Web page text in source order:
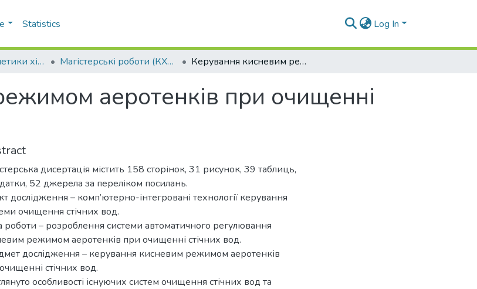
Statistics Log In
Кафедра кібернетики хіміко-технологічних процесів (КХТП) Магістерські роботи (КХТП) Керування кисневим режимом аеротенків при очищенні стічних вод
аеротенків при очищенні
дисертація містить 158 сторінок, 31 рисунок, 39 таблиць,
52 джерела за переліком посилань.
дослідження – комп’ютерно-інтегровані технології керування
очищення стічних вод.
роботи – розроблення системи автоматичного регулювання
режимом аеротенків при очищенні стічних вод.
дослідження – керування кисневим режимом аеротенків
стічних вод.
особливості існуючих систем очищення стічних вод та